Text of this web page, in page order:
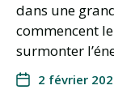
dans une
commencent
surmonter
2 février